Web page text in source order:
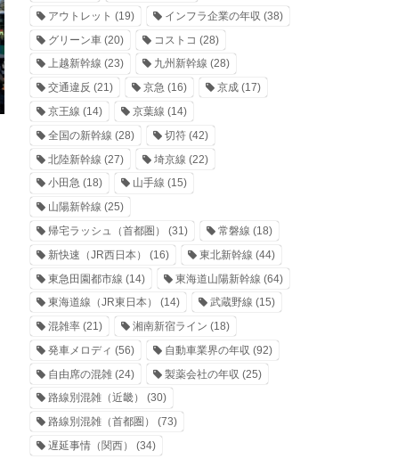
アウトレット (19) インフラ企業の年収 (38)
グリーン車 (20) コストコ (28)
上越新幹線 (23) 九州新幹線 (28)
交通違反 (21) 京急 (16) 京成(17)
京王線 (14) 京葉線 (14)
全国の新幹線 (28) 切符(42)
北陸新幹線 (27) 埼京線 (22)
小田急 (18) 山手線 (15)
山陽新幹線 (25)
帰宅ラッシュ（首都圏）
(31) 常磐線 (18)
新快速（JR西日本）
(16) 東北新幹線 (44)
東急田園都市線 (14) 東海道山陽新幹線 (64)
東海道線（JR東日本）
(14) 武蔵野線 (15)
混雑率 (21) 湘南新宿ライン (18)
発車メロディ (56) 自動車業界の年収 (92)
自由席の混雑 (24) 製薬会社の年収 (25)
路線別混雑（近畿）
(30)
路線別混雑（首都圏）
(73)
遅延事情（関西）
(34)